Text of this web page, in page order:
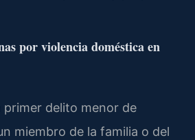
por violencia doméstica en
primer delito menor de
miembro de la familia o del